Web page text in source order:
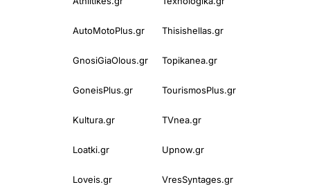
AutoMotoPlus.gr Thisishellas.gr
GnosiGiaOlous.gr Topikanea.gr
GoneisPlus.gr TourismosPlus.gr
Kultura.gr TVnea.gr
Loatki.gr Upnow.gr
Loveis.gr VresSyntages.gr